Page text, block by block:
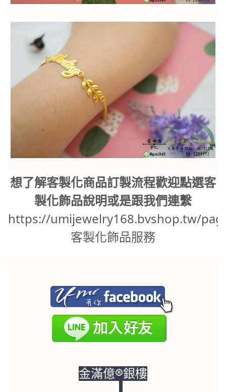
想了解客製化商品訂製流程歡迎點選客
製化飾品說明或是跟我們連繫
https://umijewelry168.bvshop.tw/
客製化飾品服務
金滿億®銀樓